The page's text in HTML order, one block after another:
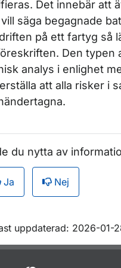
Det innebär att
säga begagnade
på ett fartyg så
Den typen
analys i enlighet
att alla risker i
du nytta av
Ja Nej
sidan
uppdaterad: 2026-01-